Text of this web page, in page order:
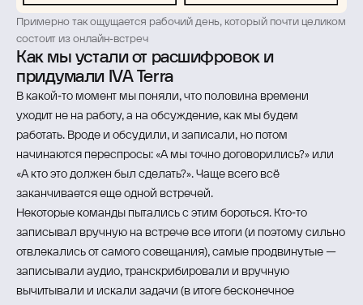
Примерно так ощущается рабочий день, который почти целиком
состоит из онлайн‑встреч
Как мы устали от расшифровок и
придумали IVA Terra
В какой‑то момент мы поняли, что половина времени
уходит не на работу, а на обсуждение, как мы будем
работать. Вроде и обсудили, и записали, но потом
начинаются переспросы: «А мы точно договорились?» или
«А кто это должен был сделать?». Чаще всего всё
заканчивается еще одной встречей.
Некоторые команды пытались с этим бороться. Кто‑то
записывал вручную на встрече все итоги (и поэтому сильно
отвлекались от самого совещания), самые продвинутые —
записывали аудио, транскрибировали и вручную
вычитывали и искали задачи (в итоге бесконечное